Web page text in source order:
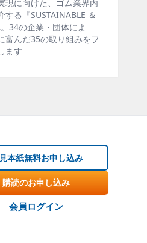
ゴム報知新聞の姉妹誌。ゴム
製品・市場分野別の動向、新
材料動向、設備・機械の紹介
ー、海外企業情報、統計など
見本紙無料お申し込み
購読のお申し込み
会員ログイン